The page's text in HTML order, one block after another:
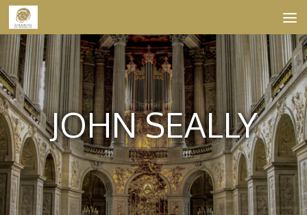
Skip to content
JOHN SEALLY